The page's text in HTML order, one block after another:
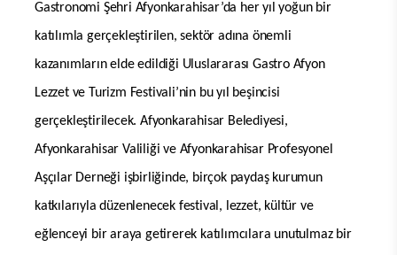
Gastronomi Şehri Afyonkarahisar’da her yıl yoğun bir
katılımla gerçekleştirilen, sektör adına önemli
kazanımların elde edildiği Uluslararası Gastro Afyon
Lezzet ve Turizm Festivali’nin bu yıl beşincisi
gerçekleştirilecek. Afyonkarahisar Belediyesi,
Afyonkarahisar Valiliği ve Afyonkarahisar Profesyonel
Aşçılar Derneği işbirliğinde, birçok paydaş kurumun
katkılarıyla düzenlenecek festival, lezzet, kültür ve
eğlenceyi bir araya getirerek katılımcılara unutulmaz bir